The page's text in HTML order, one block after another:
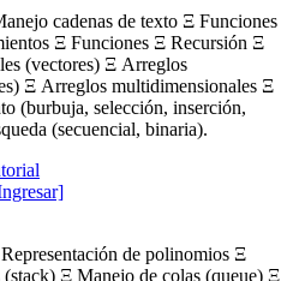
cadenas de texto Ξ Funciones
Ξ Funciones Ξ Recursión Ξ
(vectores) Ξ Arreglos
Ξ Arreglos multidimensionales Ξ
(burbuja, selección, inserción,
(secuencial, binaria).
de polinomios Ξ
Ξ Manejo de colas (queue) Ξ